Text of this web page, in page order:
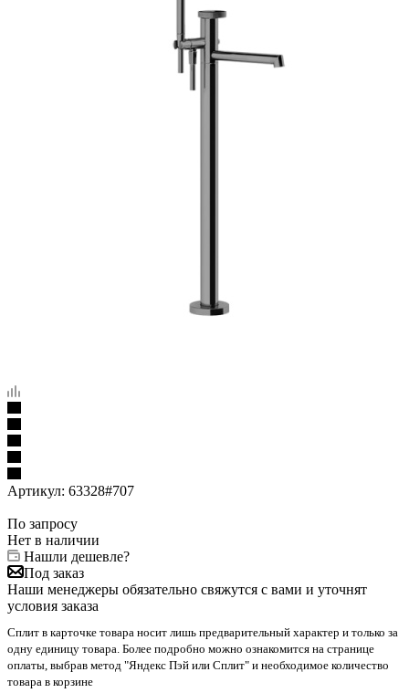
Артикул: 63328#707
По запросу
Нет в наличии
Нашли дешевле?
Под заказ
Наши менеджеры обязательно свяжутся с вами и уточнят
условия заказа
Сплит в карточке товара носит лишь предварительный характер и только за
одну единицу товара. Более подробно можно ознакомится на странице
оплаты, выбрав метод "Яндекс Пэй или Сплит" и необходимое количество
товара в корзине